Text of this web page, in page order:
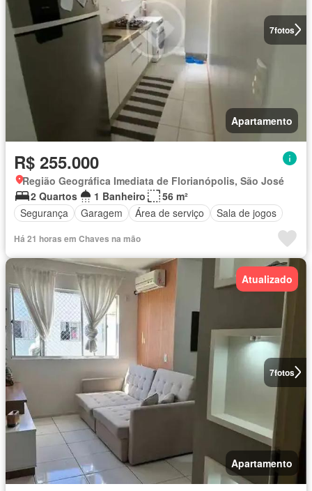
7fotos
Apartamento
R$ 255.000
Região Geográfica Imediata de Florianópolis, São José
2 Quartos
1 Banheiro
56 m²
Segurança
Garagem Área de serviço Sala de jogos
Há 21 horas em Chaves na mão
7fotos
Atualizado
Apartamento